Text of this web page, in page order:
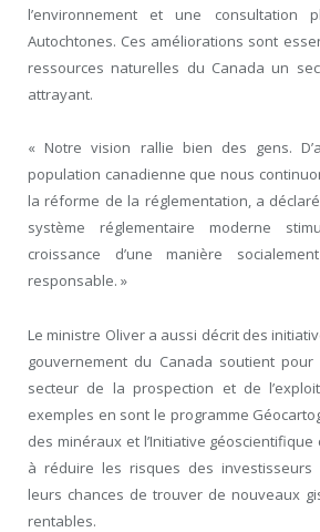
l’environnement et une consultation
Autochtones. Ces améliorations sont
ressources naturelles du Canada un
attrayant.
« Notre vision rallie bien des gens.
population canadienne que nous
la réforme de la réglementation, a
système réglementaire moderne
croissance d’une manière
responsable. »
Le ministre Oliver a aussi décrit des
gouvernement du Canada soutient
secteur de la prospection et de
exemples en sont le programme
des minéraux et l’Initiative
à réduire les risques des investisseurs
leurs chances de trouver de nouveaux
rentables.